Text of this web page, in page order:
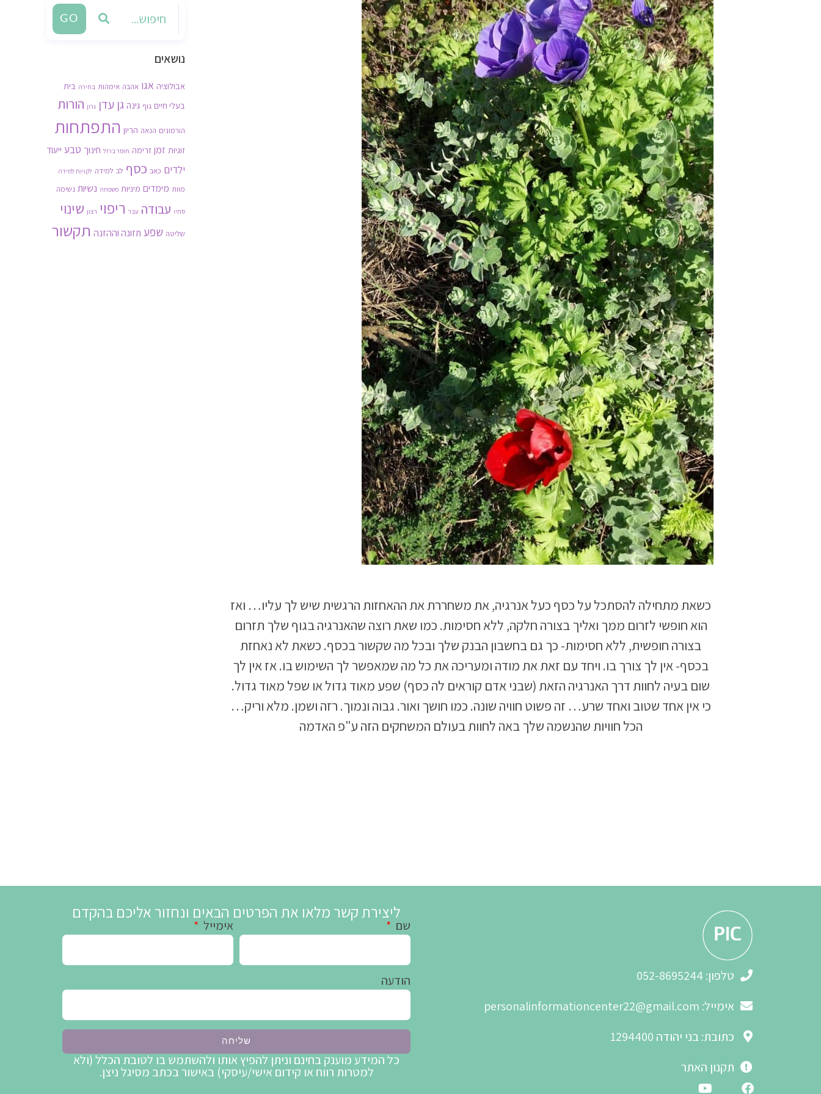
כשאת מתחילה להסתכל על כסף כעל אנרגיה, את משחררת את ההאחזות הרגשית שיש לך עליו… ואז
הוא חופשי לזרום ממך ואליך בצורה חלקה, ללא חסימות. כמו שאת רוצה שהאנרגיה בגוף שלך תזרום
בצורה חופשית, ללא חסימות- כך גם בחשבון הבנק שלך ובכל מה שקשור בכסף. כשאת לא נאחזת
בכסף- אין לך צורך בו. ויחד עם זאת את מודה ומעריכה את כל מה שמאפשר לך השימוש בו. אז אין לך
שום בעיה לחוות דרך האנרגיה הזאת (שבני אדם קוראים לה כסף) שפע מאוד גדול או שפל מאוד גדול.
כי אין אחד שטוב ואחד שרע… זה פשוט חוויה שונה. כמו חושך ואור. גבוה ונמוך. רזה ושמן. מלא וריק…
הכל חוויות שהנשמה שלך באה לחוות בעולם המשחקים הזה ע"פ האדמה
GO
נושאים
אבולוציה אגו אהבה אימהות בחירה בית
בעלי חיים גוף גינה גן עדן גרון הורות
הורמונים הנאה הריון התפתחות
זוגיות זמן זרימה חוסר ברזל חינוך טבע ייעוד
ילדים כאב כסף לב למידה לקויות למידה
מוות מימדים מיניות משפחה נשיות נשימה
סתיו עבודה עבר ריפוי רצון שינוי
שליטה שפע תזונה וההזנה תקשור
טלפון: 052-8695244
אימייל: personalinformationcenter22@gmail.com
כתובת: בני יהודה 1294400
תקנון האתר
שם אימייל
הודעה
שליחה
ליצירת קשר מלאו את הפרטים הבאים ונחזור אליכם בהקדם
כל המידע מוענק בחינם וניתן להפיץ אותו ולהשתמש בו לטובת הכלל (ולא
למטרות רווח או קידום אישי/עיסקי) באישור בכתב מסיגל ניצן.
3